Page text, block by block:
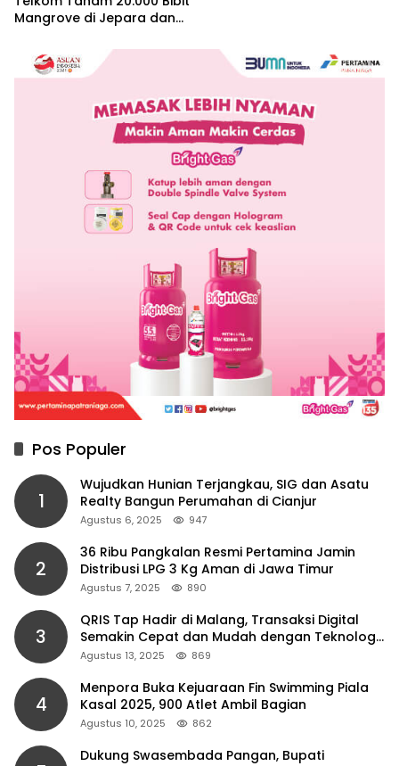
Mangrove di Jepara dan
Pos Populer
1
Wujudkan Hunian Terjangkau, SIG dan Asatu
Realty Bangun Perumahan di Cianjur
Agustus 6, 2025 947
2
36 Ribu Pangkalan Resmi Pertamina Jamin
Distribusi LPG 3 Kg Aman di Jawa Timur
Agustus 7, 2025 890
3
QRIS Tap Hadir di Malang, Transaksi Digital
Semakin Cepat dan Mudah dengan Teknologi
NFC
Agustus 13, 2025 869
4
Menpora Buka Kejuaraan Fin Swimming Piala
Kasal 2025, 900 Atlet Ambil Bagian
Agustus 10, 2025 862
Dukung Swasembada Pangan, Bupati